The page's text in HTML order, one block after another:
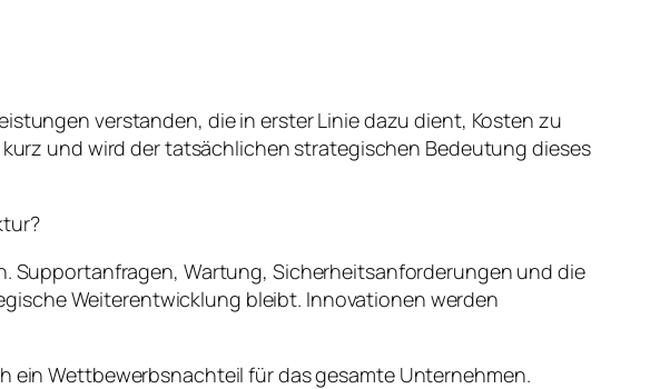
verstanden, die in erster Linie dazu dient, Kosten zu
und wird der tatsächlichen strategischen Bedeutung dieses
Supportanfragen, Wartung, Sicherheitsanforderungen und die
Weiterentwicklung bleibt. Innovationen werden
ein Wettbewerbsnachteil für das gesamte Unternehmen.